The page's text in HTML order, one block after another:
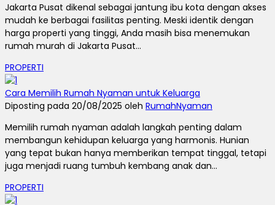
Jakarta Pusat dikenal sebagai jantung ibu kota dengan akses
mudah ke berbagai fasilitas penting. Meski identik dengan
harga properti yang tinggi, Anda masih bisa menemukan
rumah murah di Jakarta Pusat...
PROPERTI
Cara Memilih Rumah Nyaman untuk Keluarga
Diposting pada 20/08/2025 oleh RumahNyaman
Memilih rumah nyaman adalah langkah penting dalam
membangun kehidupan keluarga yang harmonis. Hunian
yang tepat bukan hanya memberikan tempat tinggal, tetapi
juga menjadi ruang tumbuh kembang anak dan...
PROPERTI